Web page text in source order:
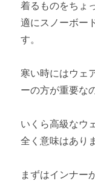
着るものをちょ
適にスノーボー
す。
寒い時にはウェ
ーの方が重要な
いくら高級なウ
全く意味はあり
まずはインナー